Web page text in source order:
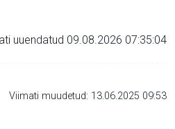
uuendatud 09.08.2026 07:35:04
Viimati muudetud: 13.06.2025 09:53